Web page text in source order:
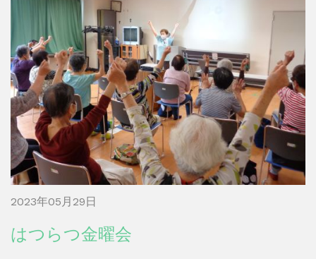
2023年05月29日
はつらつ金曜会